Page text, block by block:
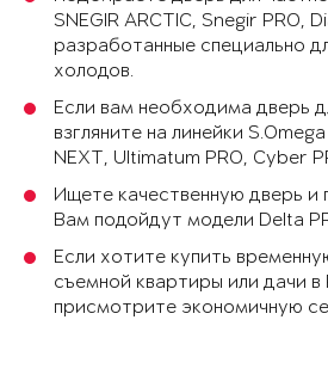
SNEGIR ARCTIC, Snegir PRO,
разработанные специально
холодов.
Если вам необходима дверь
взгляните на линейки
NEXT, Ultimatum PRO, Cyber
Ищете качественную дверь и
Вам подойдут модели Delta
Если хотите купить
съемной квартиры или дачи
присмотрите экономичную